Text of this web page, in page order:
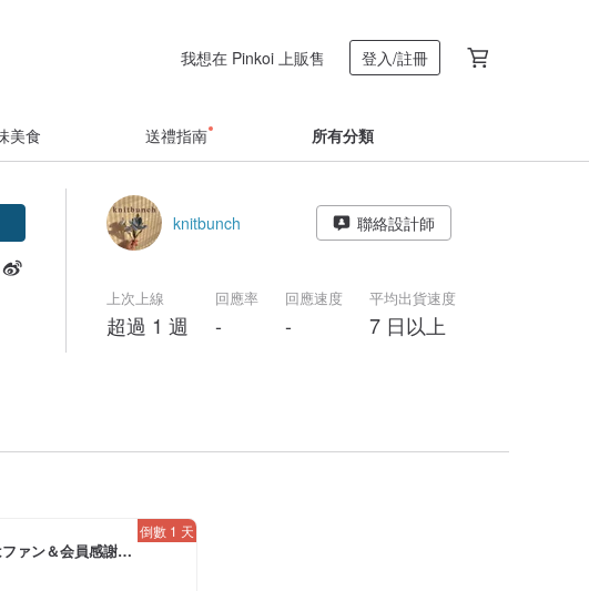
我想在 Pinkoi 上販售 登入/註冊
美食 送禮指南 所有分類
knitbunch 聯絡設計師
上次上線
超過 1 週
回應率
-
回應速度
-
平均出貨速度
7 日以上
ファン＆会員感謝デ
全品対象7％OFF
倒數 1 天